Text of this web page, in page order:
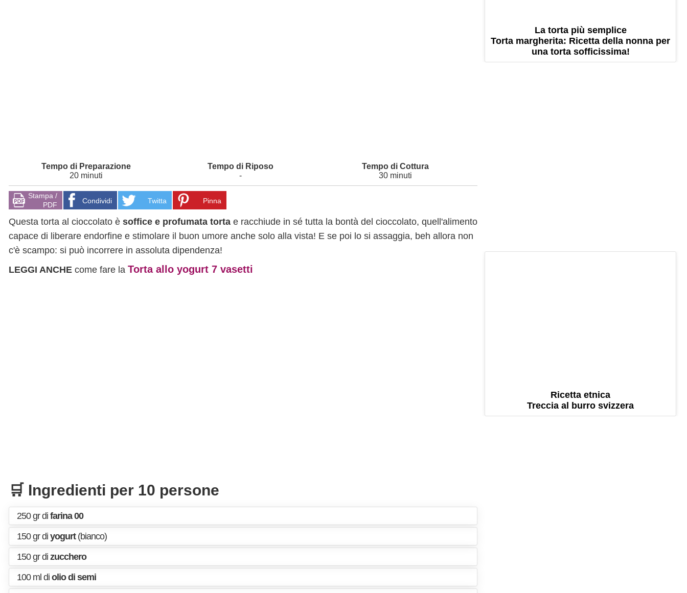
20 minuti - 30 minuti
Stampa /
PDF
Condividi Twitta Pinna
Questa torta al cioccolato è soffice e profumata torta e racchiude in sé tutta la bontà del cioccolato, quell'alimento
capace di liberare endorfine e stimolare il buon umore anche solo alla vista! E se poi lo si assaggia, beh allora non
c'è scampo: si può incorrere in assoluta dipendenza!
LEGGI ANCHE come fare la Torta allo yogurt 7 vasetti
🛒 Ingredienti per 10 persone
250 gr di farina 00
150 gr di yogurt(bianco)
150 gr di zucchero
100 ml di olio di semi
La torta più semplice
Torta margherita: Ricetta della nonna per
una torta sofficissima!
Ricetta etnica
Treccia al burro svizzera